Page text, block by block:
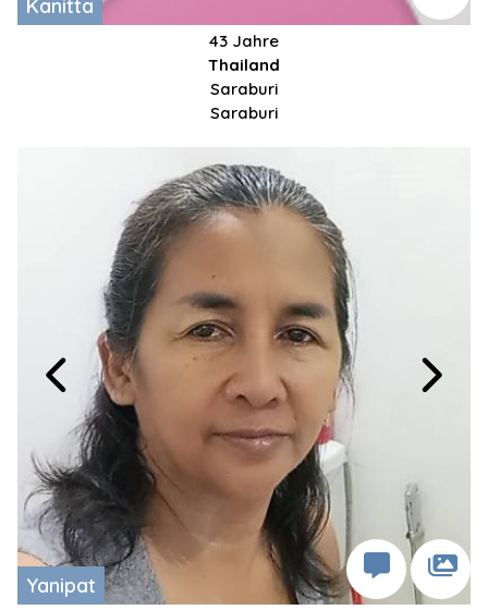
Kanitta
43 Jahre
Thailand
Saraburi
Saraburi
Yanipat